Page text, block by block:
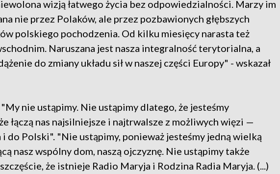
wizją łatwego życia bez odpowiedzialności. Marzy im
nie przez Polaków, ale przez pozbawionych głębszych
polskiego pochodzenia. Od kilku miesięcy narasta też
Naruszana jest nasza integralność terytorialna, a
do zmiany układu sił w naszej części Europy" - wskazał
nie ustąpimy. Nie ustąpimy dlatego, że jesteśmy
łączą nas najsilniejsze i najtrwalsze z możliwych więzi —
i do Polski". "Nie ustąpimy, ponieważ jesteśmy jedną wielką
nasz wspólny dom, naszą ojczyznę. Nie ustąpimy także
że istnieje Radio Maryja i Rodzina Radia Maryja. (...)